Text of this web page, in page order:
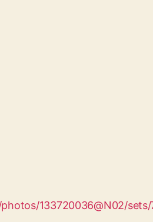
133720036@N02/sets/